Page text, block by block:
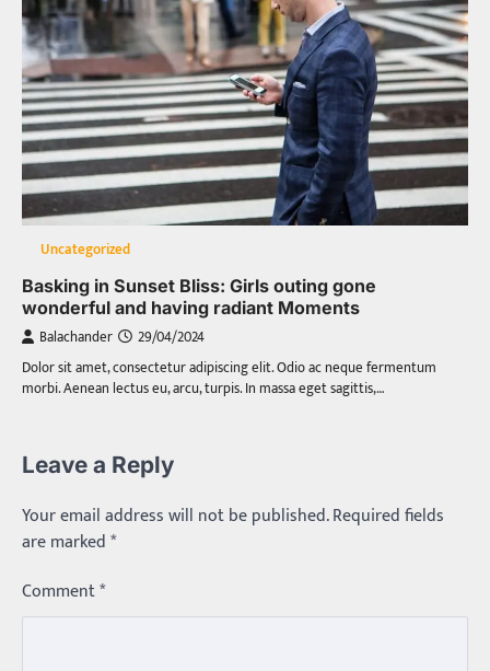
Uncategorized
Basking in Sunset Bliss: Girls outing gone
wonderful and having radiant Moments
Balachander 29/04/2024
Dolor sit amet, consectetur adipiscing elit. Odio ac neque fermentum
morbi. Aenean lectus eu, arcu, turpis. In massa eget sagittis,…
Leave a Reply
Your email address will not be published.Required fields
are marked*
Comment*